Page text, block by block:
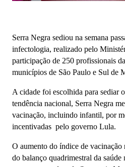
Serra Negra sediou na semana
infectologia, realizado pelo
participação de 250 profissionais
municípios de São Paulo e Sul de
A cidade foi escolhida para sediar
tendência nacional, Serra Negra
vacinação, incluindo infantil, por
incentivadas pelo governo Lula.
O aumento do índice de vacinação
do balanço quadrimestral da